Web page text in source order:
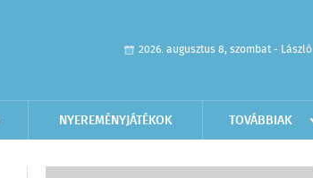
2026. augusztus 8, szombat - László
NYEREMÉNYJÁTÉKOK TOVÁBBIAK